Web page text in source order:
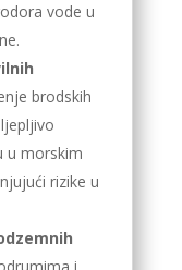
vode u
brodskih
u morskim
rizike u